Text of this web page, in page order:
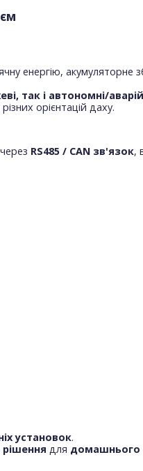
енергію, акумуляторне
так і автономні/
орієнтацій даху.
через RS485 / CAN зв'язок,
установок.
для домашнього